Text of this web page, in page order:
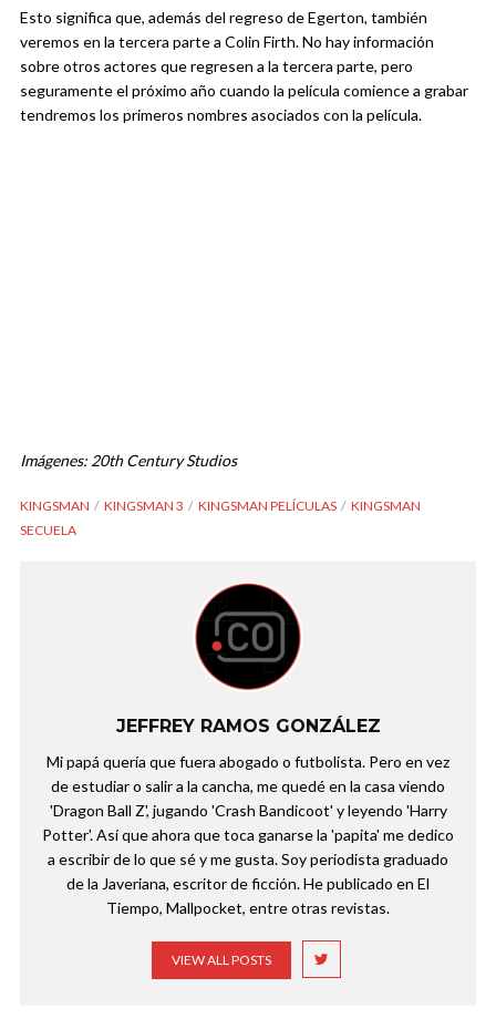
Esto significa que, además del regreso de Egerton, también
veremos en la tercera parte a Colin Firth. No hay información
sobre otros actores que regresen a la tercera parte, pero
seguramente el próximo año cuando la película comience a grabar
tendremos los primeros nombres asociados con la película.
Imágenes: 20th Century Studios
KINGSMAN KINGSMAN 3 KINGSMAN PELÍCULAS
KINGSMAN
SECUELA
JEFFREY RAMOS GONZÁLEZ
Mi papá quería que fuera abogado o futbolista. Pero en vez
de estudiar o salir a la cancha, me quedé en la casa viendo
'Dragon Ball Z', jugando 'Crash Bandicoot' y leyendo 'Harry
Potter'. Así que ahora que toca ganarse la 'papita' me dedico
a escribir de lo que sé y me gusta. Soy periodista graduado
de la Javeriana, escritor de ficción. He publicado en El
Tiempo, Mallpocket, entre otras revistas.
VIEW ALL POSTS